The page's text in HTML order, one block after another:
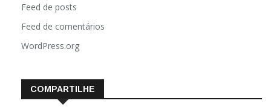
Feed de posts
Feed de comentários
WordPress.org
COMPARTILHE